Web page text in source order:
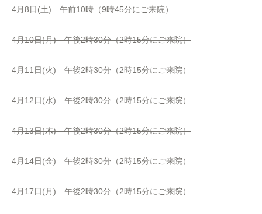
4月8日(土) 午前10時（9時45分にご来院）
4月10日(月) 午後2時30分（2時15分にご来院）
4月11日(火) 午後2時30分（2時15分にご来院）
4月12日(水) 午後2時30分（2時15分にご来院）
4月13日(木) 午後2時30分（2時15分にご来院）
4月14日(金) 午後2時30分（2時15分にご来院）
4月17日(月) 午後2時30分（2時15分にご来院）